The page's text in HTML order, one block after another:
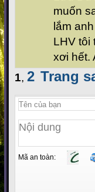
muốn
lắm
LHV tôi
xơi hết.
1, 2 Trang
Mã an toàn: